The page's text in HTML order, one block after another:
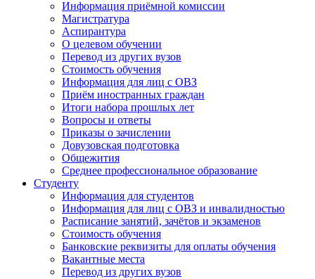
Информация приёмной комиссии
Магистратура
Аспирантура
О целевом обучении
Перевод из других вузов
Стоимость обучения
Информация для лиц с ОВЗ
Приём иностранных граждан
Итоги набора прошлых лет
Вопросы и ответы
Приказы о зачислении
Довузовская подготовка
Общежития
Среднее профессиональное образование
Студенту
Информация для студентов
Информация для лиц с ОВЗ и инвалидностью
Расписание занятий, зачётов и экзаменов
Стоимость обучения
Банковские реквизиты для оплаты обучения
Вакантные места
Перевод из других вузов